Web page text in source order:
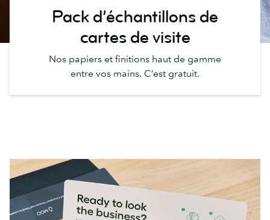
Pack d’échantillons de
cartes de visite
Nos papiers et finitions haut de gamme
entre vos mains. C’est gratuit.